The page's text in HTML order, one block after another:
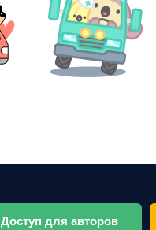
Доступ для авторов